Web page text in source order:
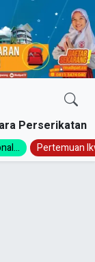
Perserikatan
Pertemuan